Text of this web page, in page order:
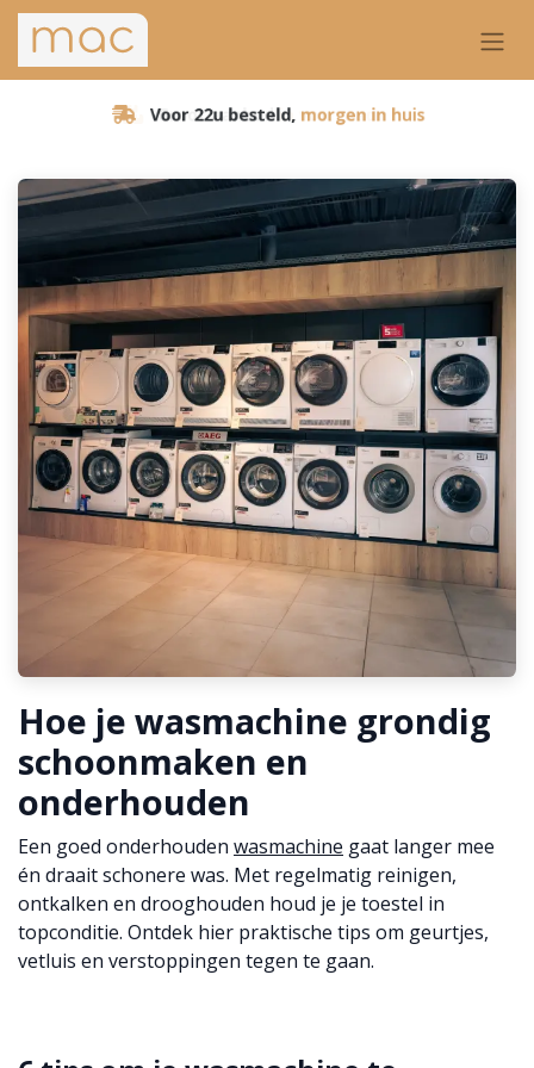
Voor 22u besteld, morgen in huis
Hoe je wasmachine grondig
schoonmaken en
onderhouden
Een goed onderhouden wasmachine gaat langer mee
én draait schonere was. Met regelmatig reinigen,
ontkalken en drooghouden houd je je toestel in
topconditie. Ontdek hier praktische tips om geurtjes,
vetluis en verstoppingen tegen te gaan.